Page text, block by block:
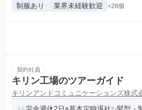
制服あり 業界未経験歓迎 +28個
契約社員
キリン工場のツアーガイド
キリンアンドコミュニケーションズ株式